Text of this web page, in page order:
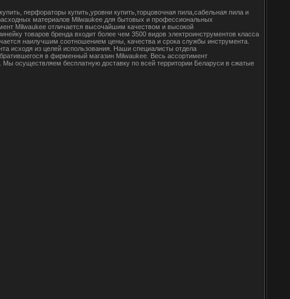
перфораторы купить,уровни купить,торцовочная пила,сабельная пила и
материалов Milwaukee для бытовых и профессиональных
Milwaukee отличается высочайшим качеством и высокой
товаров бренда входит более чем 3500 видов электроинструментов класса
наилучшим соотношением цены, качества и срока службы инструмента.
исходя из целей использования. Наши специалисты отдела
в фирменный магазин Milwaukee. Весь ассортимент
осуществляем бесплатную доставку по всей территории Беларуси в сжатые